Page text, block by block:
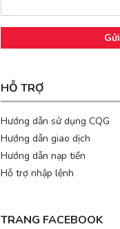
Gửi
HỖ TRỢ
Hướng dẫn sử dụng CQG
Hướng dẫn giao dịch
Hướng dẫn nạp tiền
Hỗ trợ nhập lệnh
TRANG FACEBOOK